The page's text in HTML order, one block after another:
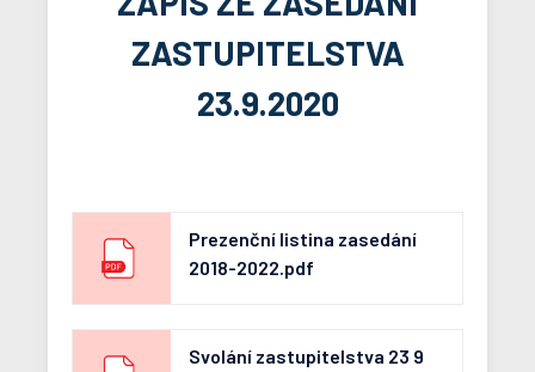
ZASTUPITELSTVA
23.9.2020
Prezenční listina zasedání
2018-2022.pdf
Svolání zastupitelstva 23 9